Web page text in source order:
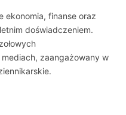
ekonomia, finanse oraz
doświadczeniem.
zaangażowany w